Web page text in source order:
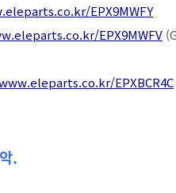
EPX9MWFY
EPX9MWFV
EPXBCR4C
.